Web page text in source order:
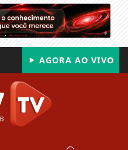
AGORA AO VIVO